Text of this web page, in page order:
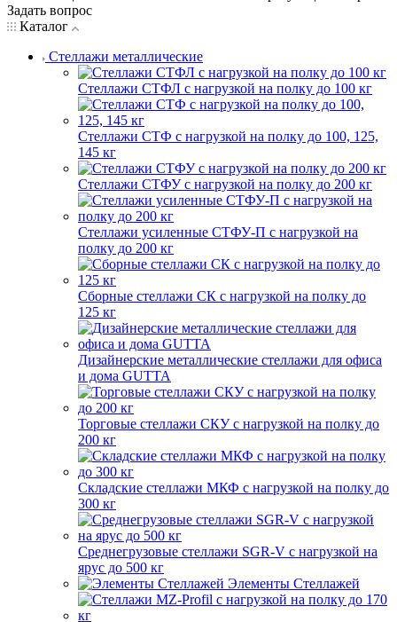
Задать вопрос
Каталог
Стеллажи металлические
Стеллажи СТФЛ с нагрузкой на полку до 100 кг
Стеллажи СТФ с нагрузкой на полку до 100, 125,
145 кг
Стеллажи СТФУ с нагрузкой на полку до 200 кг
Стеллажи усиленные СТФУ-П с нагрузкой на
полку до 200 кг
Сборные стеллажи СК с нагрузкой на полку до
125 кг
Дизайнерские металлические стеллажи для офиса
и дома GUTTA
Торговые стеллажи СКУ с нагрузкой на полку до
200 кг
Складские стеллажи МКФ с нагрузкой на полку до
300 кг
Среднегрузовые стеллажи SGR-V с нагрузкой на
ярус до 500 кг
Элементы Стеллажей